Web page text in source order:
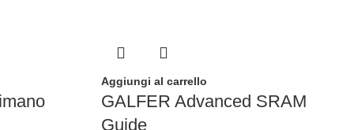
Aggiungi al carrello
GALFER Advanced SRAM
Guide